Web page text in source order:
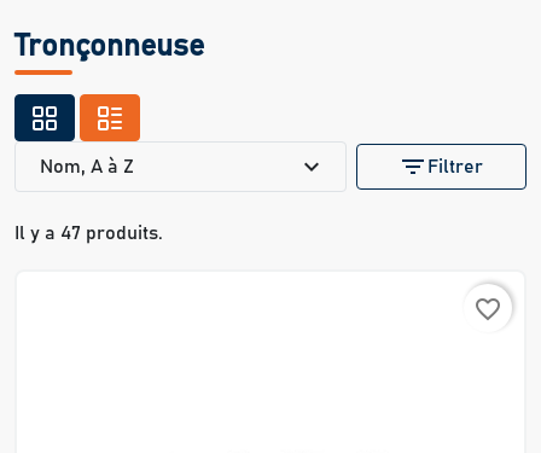
Tronçonneuse
Il y a 47 produits.
Nom, A à Z expand_more filter_list Filtrer
favorite_border